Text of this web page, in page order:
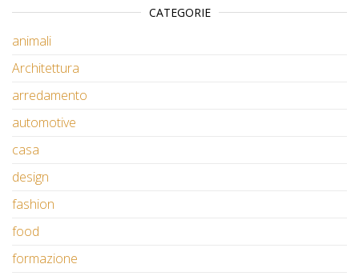
CATEGORIE
animali
Architettura
arredamento
automotive
casa
design
fashion
food
formazione